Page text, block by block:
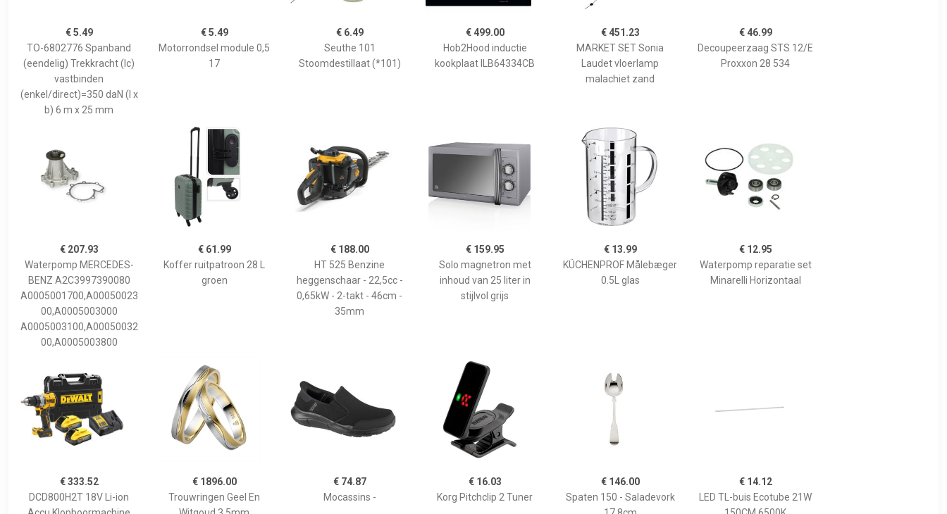
€ 5.49
TO-6802776 Spanband
(eendelig) Trekkracht (lc)
vastbinden
(enkel/direct)=350 daN (l x
b) 6 m x 25 mm
€ 5.49
Motorrondsel module 0,5
17
€ 6.49
Seuthe 101
Stoomdestillaat (*101)
€ 499.00
Hob2Hood inductie
kookplaat ILB64334CB
€ 451.23
MARKET SET Sonia
Laudet vloerlamp
malachiet zand
€ 46.99
Decoupeerzaag STS 12/E
Proxxon 28 534
€ 207.93
Waterpomp MERCEDES-
BENZ A2C3997390080
A0005001700,A00050023
00,A0005003000
A0005003100,A00050032
00,A0005003800
€ 61.99
Koffer ruitpatroon 28 L
groen
€ 188.00
HT 525 Benzine
heggenschaar - 22,5cc -
0,65kW - 2-takt - 46cm -
35mm
€ 159.95
Solo magnetron met
inhoud van 25 liter in
stijlvol grijs
€ 13.99
KÜCHENPROF Målebæger
0.5L glas
€ 12.95
Waterpomp reparatie set
Minarelli Horizontaal
€ 333.52
DCD800H2T 18V Li-ion
€ 1896.00
Trouwringen Geel En
€ 74.87
Mocassins -
€ 16.03
Korg Pitchclip 2 Tuner
€ 146.00
Spaten 150 - Saladevork
€ 14.12
LED TL-buis Ecotube 21W